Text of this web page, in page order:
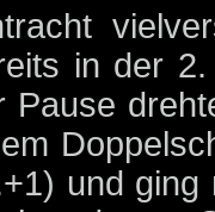
in der
Pause
und ging